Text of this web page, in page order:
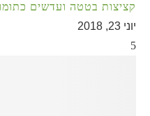
קציצות בטטה ועדשים
יוני 23, 2018
5